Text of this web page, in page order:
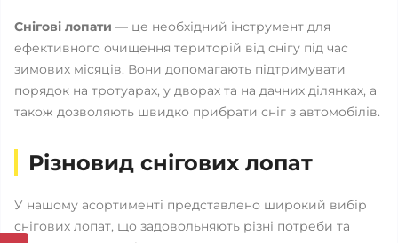
Снігові лопати — це необхідний інструмент для
ефективного очищення територій від снігу під час
зимових місяців. Вони допомагають підтримувати
порядок на тротуарах, у дворах та на дачних ділянках, а
також дозволяють швидко прибрати сніг з автомобілів.
Різновид снігових лопат
У нашому асортименті представлено широкий вибір
снігових лопат, що задовольняють різні потреби та